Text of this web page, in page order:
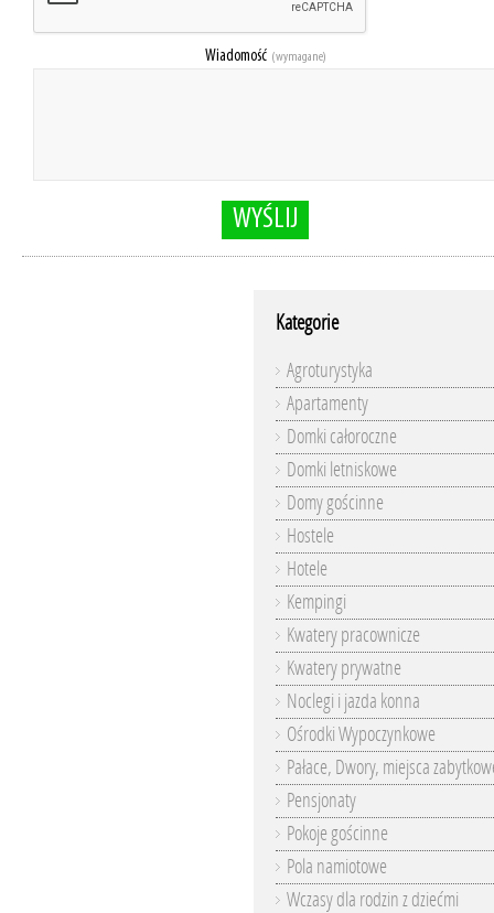
Wiadomość (wymagane)
WYŚLIJ
Kategorie
Agroturystyka
Apartamenty
Domki całoroczne
Domki letniskowe
Domy gościnne
Hostele
Hotele
Kempingi
Kwatery pracownicze
Kwatery prywatne
Noclegi i jazda konna
Ośrodki Wypoczynkowe
Pałace, Dwory, miejsca
Pensjonaty
Pokoje gościnne
Pola namiotowe
Wczasy dla rodzin z dziećmi